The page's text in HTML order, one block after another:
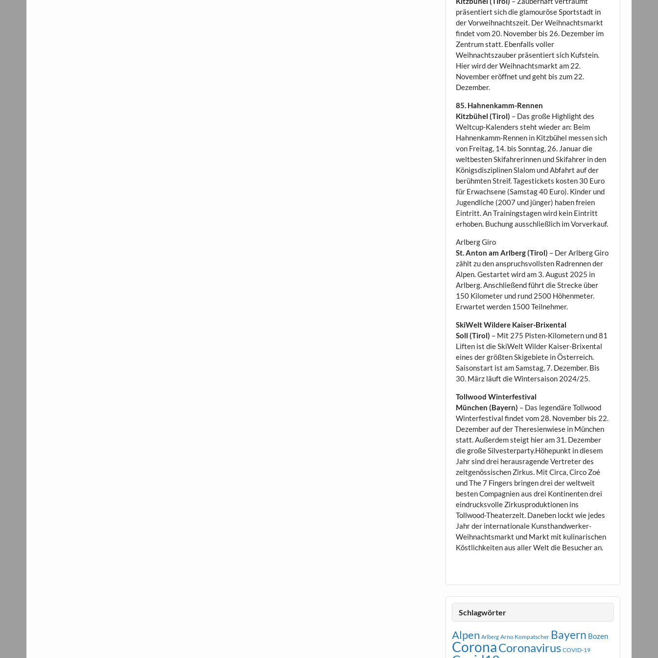
präsentiert sich die glamouröse Sportstadt in
der Vorweihnachtszeit. Der Weihnachtsmarkt
findet vom 20. November bis 26. Dezember im
Zentrum statt. Ebenfalls voller
Weihnachtszauber präsentiert sich Kufstein.
Hier wird der Weihnachtsmarkt am 22.
November eröffnet und geht bis zum 22.
Dezember.
85. Hahnenkamm-Rennen
Kitzbühel (Tirol) – Das große Highlight des
Weltcup-Kalenders steht wieder an: Beim
Hahnenkamm-Rennen in Kitzbühel messen sich
von Freitag, 14. bis Sonntag, 26. Januar die
weltbesten Skifahrerinnen und Skifahrer in den
Königsdisziplinen Slalom und Abfahrt auf der
berühmten Streif. Tagestickets kosten 30 Euro
für Erwachsene (Samstag 40 Euro). Kinder und
Jugendliche (2007 und jünger) haben freien
Eintritt. An Trainingstagen wird kein Eintritt
erhoben. Buchung ausschließlich im Vorverkauf.
Arlberg Giro
St. Anton am Arlberg (Tirol) – Der Arlberg Giro
zählt zu den anspruchsvollsten Radrennen der
Alpen. Gestartet wird am 3. August 2025 in
Arlberg. Anschließend führt die Strecke über
150 Kilometer und rund 2500 Höhenmeter.
Erwartet werden 1500 Teilnehmer.
SkiWelt Wildere Kaiser-Brixental
Soll (Tirol) – Mit 275 Pisten-Kilometern und 81
Liften ist die SkiWelt Wilder Kaiser-Brixental
eines der größten Skigebiete in Österreich.
Saisonstart ist am Samstag, 7. Dezember. Bis
30. März läuft die Wintersaison 2024/25.
Tollwood Winterfestival
München (Bayern) – Das legendäre Tollwood
Winterfestival findet vom 28. November bis 22.
Dezember auf der Theresienwiese in München
statt. Außerdem steigt hier am 31. Dezember
die große Silvesterparty.Höhepunkt in diesem
Jahr sind drei herausragende Vertreter des
zeitgenössischen Zirkus. Mit Circa, Circo Zoé
und The 7 Fingers bringen drei der weltweit
besten Compagnien aus drei Kontinenten drei
eindrucksvolle Zirkusproduktionen ins
Tollwood-Theaterzelt. Daneben lockt wie jedes
Jahr der internationale Kunsthandwerker-
Weihnachtsmarkt und Markt mit kulinarischen
Köstlichkeiten aus aller Welt die Besucher an.
Schlagwörter
Alpen Arlberg Arno Kompatscher Bayern Bozen
CoronaCoronavirus COVID-19